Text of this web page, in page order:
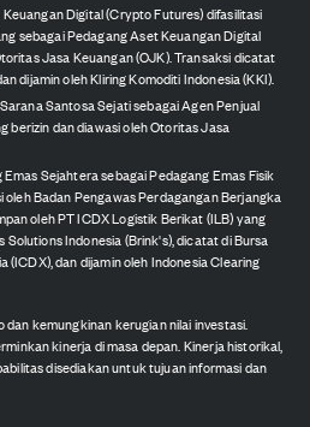
Digital (Crypto Futures) difasilitasi
sebagai Pedagang Aset Keuangan Digital
Jasa Keuangan (OJK). Transaksi dicatat
dijamin oleh Kliring Komoditi Indonesia (KKI).
Santosa Sejati sebagai Agen Penjual
berizin dan diawasi oleh Otoritas Jasa
Sejahtera sebagai Pedagang Emas Fisik
oleh Badan Pengawas Perdagangan Berjangka
oleh PT ICDX Logistik Berikat (ILB) yang
Indonesia (Brink's), dicatat di Bursa
(ICDX), dan dijamin oleh Indonesia Clearing
kemungkinan kerugian nilai investasi.
kinerja di masa depan. Kinerja historikal,
disediakan untuk tujuan informasi dan